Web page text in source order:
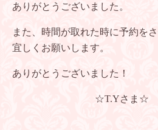
ありがとうございました。
また、時間が取れた時に予約を
宜しくお願いします。
ありがとうございました！
☆T.Yさま☆